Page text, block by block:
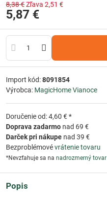
8,38 €Zľava 2,51 €
5,87 €
Import kód:8091854
Výrobca: MagicHome Vianoce
Doručenie od: 4,60 € *
Doprava zadarmo nad 69 €
Darček pri nákupe nad 39 €
Bezproblémovévrátenie tovaru
*Nevzťahuje sa na nadrozmerný tovar
Popis